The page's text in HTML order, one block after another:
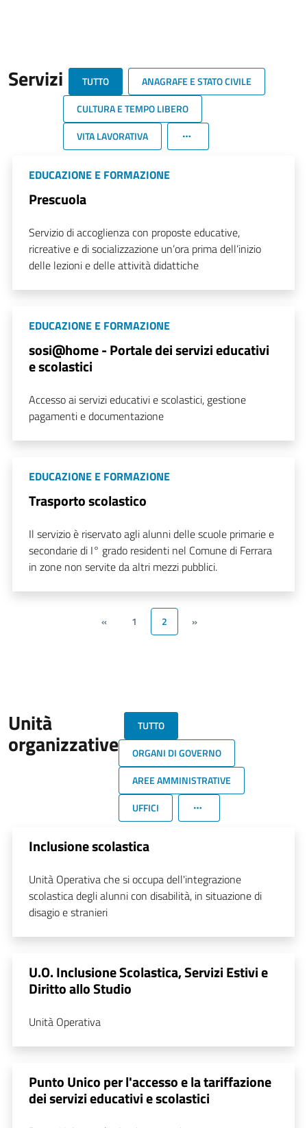
Servizi TUTTO
ANAGRAFE E STATO CIVILE
CULTURA E TEMPO LIBERO
VITA LAVORATIVA
EDUCAZIONE E FORMAZIONE
Prescuola
Servizio di accoglienza con proposte educative,
ricreative e di socializzazione un’ora prima dell’inizio
delle lezioni e delle attività didattiche
EDUCAZIONE E FORMAZIONE
sosi@home - Portale dei servizi educativi
e scolastici
Accesso ai servizi educativi e scolastici, gestione
pagamenti e documentazione
EDUCAZIONE E FORMAZIONE
Trasporto scolastico
Il servizio è riservato agli alunni delle scuole primarie e
secondarie di I° grado residenti nel Comune di Ferrara
in zone non servite da altri mezzi pubblici.
« 1 2 »
Unità
organizzative
TUTTO
ORGANI DI GOVERNO
AREE AMMINISTRATIVE
UFFICI
Inclusione scolastica
Unità Operativa che si occupa dell'integrazione
scolastica degli alunni con disabilità, in situazione di
disagio e stranieri
U.O. Inclusione Scolastica, Servizi Estivi e
Diritto allo Studio
Unità Operativa
Punto Unico per l'accesso e la tariffazione
dei servizi educativi e scolastici